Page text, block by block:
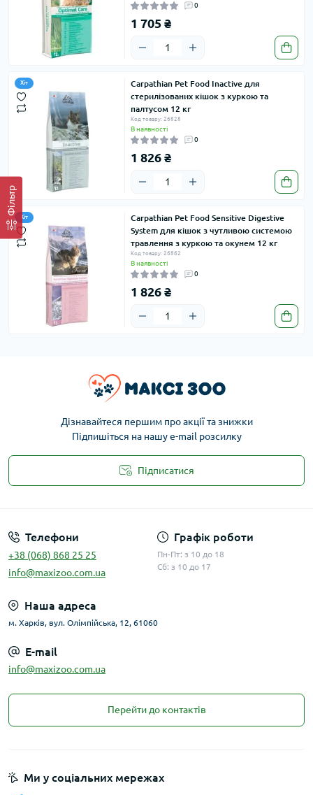
Фільтр
0
1 705 ₴
Хіт
Carpathian Pet Food Inactive для
стерилізованих кішок з куркою та
палтусом 12 кг
Код товару: 26828
В наявності
0
1 826 ₴
Хіт
Carpathian Pet Food Sensitive Digestive
System для кішок з чутливою системою
травлення з куркою та окунем 12 кг
Код товару: 26862
В наявності
0
1 826 ₴
Дізнавайтеся першим про акції та знижки
Підпишіться на нашу e-mail розсилку
Підписатися
Телефони
+38 (068) 868 25 25
info@maxizoo.com.ua
Графік роботи
Пн-Пт: з 10 до 18
Сб: з 10 до 17
Наша адреса
м. Харків, вул. Олімпійська, 12, 61060
E-mail
info@maxizoo.com.ua
Перейти до контактів
Ми у соціальних мережах